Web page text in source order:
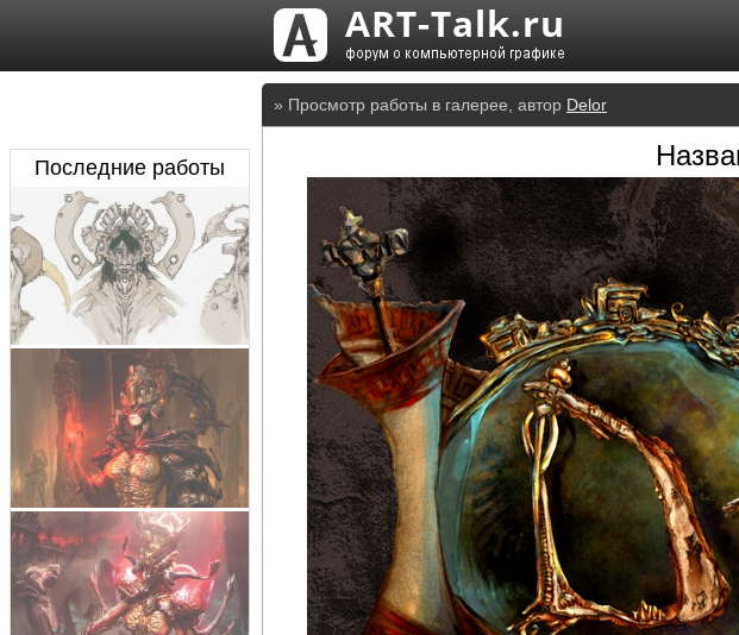
» Просмотр работы в галерее, автор Delor
Последние работы